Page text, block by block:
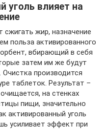
уголь влияет на
жир, назначение
польза активированного
вбирающий в себя
затем им же будут
производится
таблеток. Результат –
на стенках
пищи, значительно
активированный уголь
усиливает эффект при